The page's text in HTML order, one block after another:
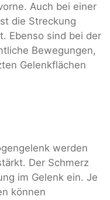
Auch bei einer
die Streckung
Ebenso sind bei der
Bewegungen,
Gelenkflächen
werden
Der Schmerz
im Gelenk ein. Je
können